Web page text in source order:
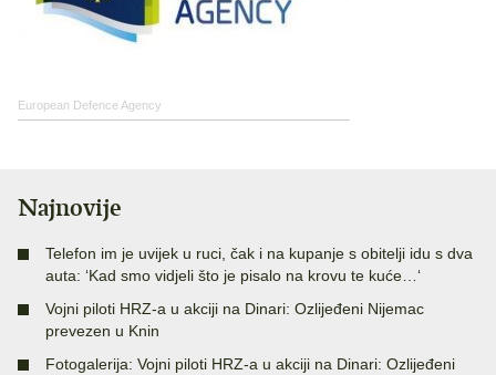
European Defence Agency
Najnovije
Telefon im je uvijek u ruci, čak i na kupanje s obitelji idu s dva
auta: ‘Kad smo vidjeli što je pisalo na krovu te kuće…‘
Vojni piloti HRZ-a u akciji na Dinari: Ozlijeđeni Nijemac
prevezen u Knin
Fotogalerija: Vojni piloti HRZ-a u akciji na Dinari: Ozlijeđeni